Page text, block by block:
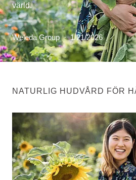
värld.
Weleda Group · 1/21/2026
NATURLIG HUDVÅRD FÖR